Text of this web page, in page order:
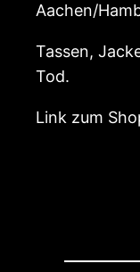
Aachen/
Tassen,
Tod.
Link zum